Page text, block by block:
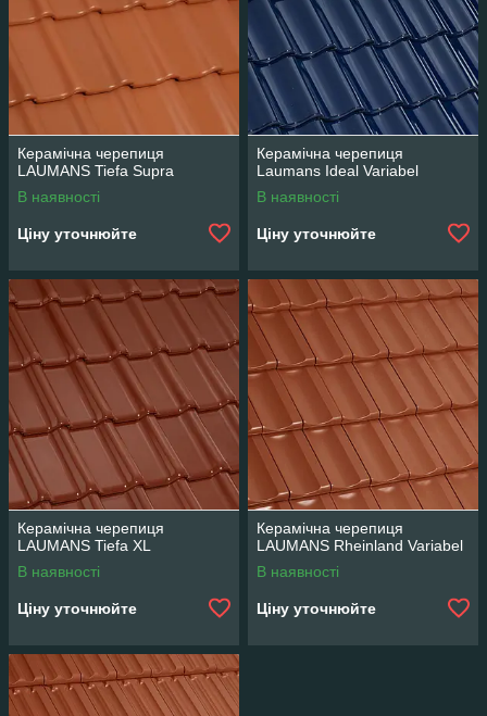
Керамічна черепиця
LAUMANS Tiefa Supra
В наявності
Ціну уточнюйте
Керамічна черепиця
Laumans Ideal Variabel
В наявності
Ціну уточнюйте
Керамічна черепиця
LAUMANS Tiefa XL
В наявності
Ціну уточнюйте
Керамічна черепиця
LAUMANS Rheinland Variabel
В наявності
Ціну уточнюйте